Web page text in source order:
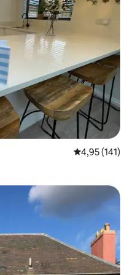
Gemiddelde
4,95 (141)